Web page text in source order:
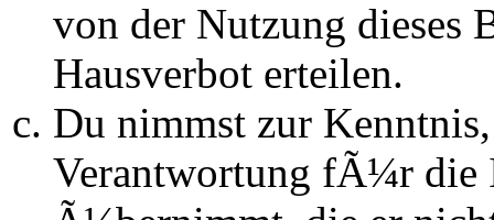
von der Nutzung dieses
Hausverbot erteilen.
Du nimmst zur
Verantwortung fÃ¼r die